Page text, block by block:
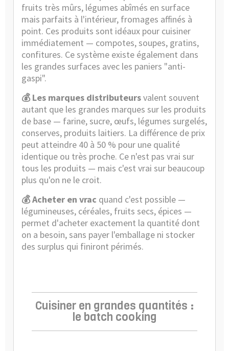
fruits très mûrs, légumes abîmés en surface
mais parfaits à l'intérieur, fromages affinés à
point. Ces produits sont idéaux pour cuisiner
immédiatement — compotes, soupes, gratins,
confitures. Ce système existe également dans
les grandes surfaces avec les paniers "anti-
gaspi".
💰 Les marques distributeursvalent souvent
autant que les grandes marques sur les produits
de base — farine, sucre, œufs, légumes surgelés,
conserves, produits laitiers. La différence de prix
peut atteindre 40 à 50 % pour une qualité
identique ou très proche. Ce n'est pas vrai sur
tous les produits — mais c'est vrai sur beaucoup
plus qu'on ne le croit.
💰 Acheter en vrac quand c'est possible —
légumineuses, céréales, fruits secs, épices —
permet d'acheter exactement la quantité dont
on a besoin, sans payer l'emballage ni stocker
des surplus qui finiront périmés.
Cuisiner en grandes quantités :
le batch cooking